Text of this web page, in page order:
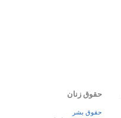
حقوق زنان
حقوق بشر